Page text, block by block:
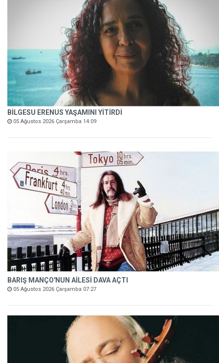
BİLGESU ERENUS YAŞAMINI YİTİRDİ
05 Ağustos 2026 Çarşamba 14:09
BARIŞ MANÇO'NUN AİLESİ DAVA AÇTI
05 Ağustos 2026 Çarşamba 07:27